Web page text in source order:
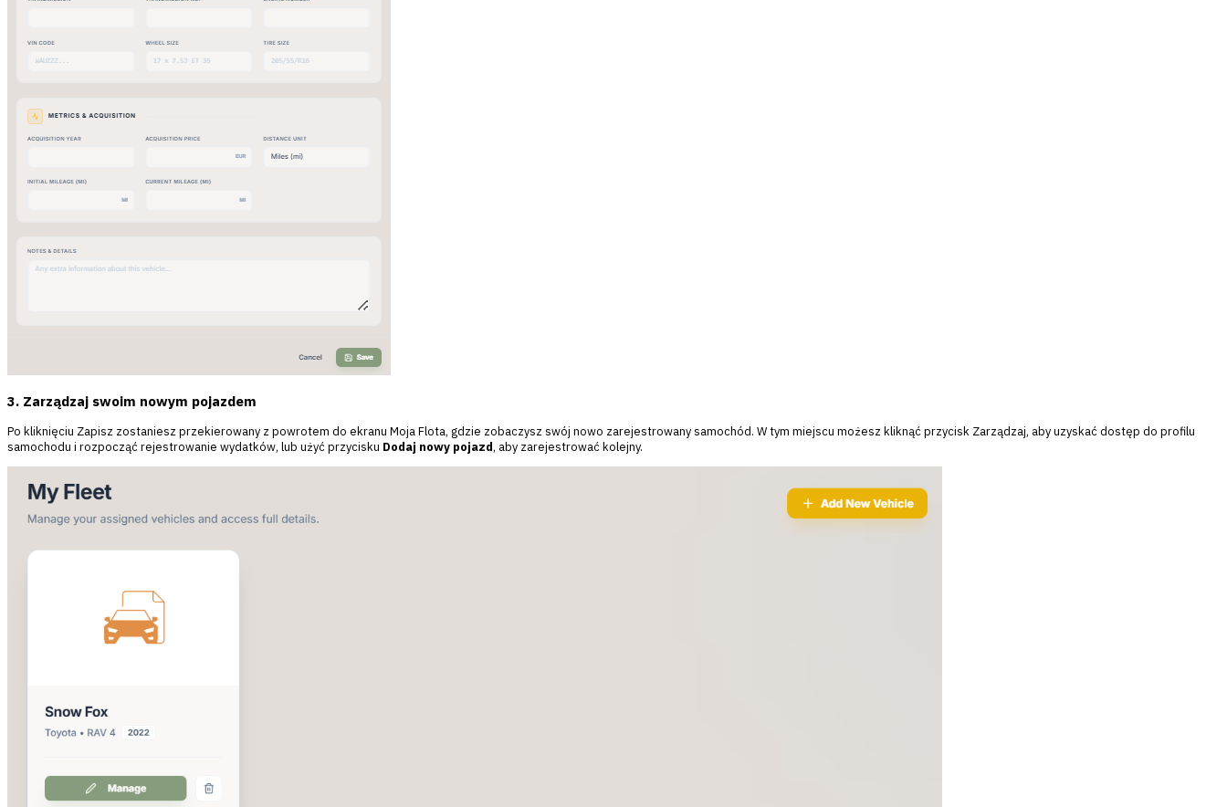
3. Zarządzaj swoim nowym pojazdem
Po kliknięciu Zapisz zostaniesz przekierowany z powrotem do ekranu Moja Flota, gdzie zobaczysz swój nowo zarejestrowany samochód. W tym miejscu możesz kliknąć przycisk Zarządzaj, aby uzyskać dostęp do profilu
samochodu i rozpocząć rejestrowanie wydatków, lub użyć przycisku Dodaj nowy pojazd, aby zarejestrować kolejny.